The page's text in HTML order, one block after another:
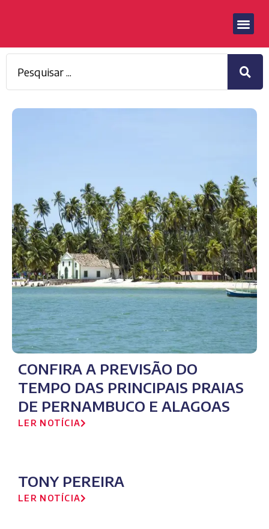
CONFIRA A PREVISÃO DO
TEMPO DAS PRINCIPAIS PRAIAS
DE PERNAMBUCO E ALAGOAS
LER NOTÍCIA
TONY PEREIRA
LER NOTÍCIA